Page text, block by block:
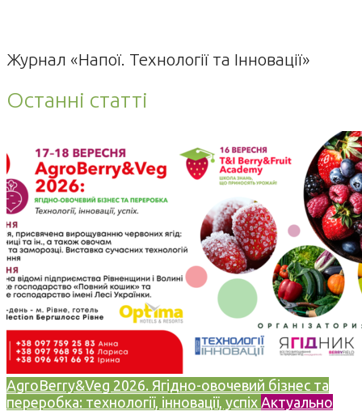
Журнал «Напої. Технології та Інновації»
Останні статті
AgroBerry&Veg 2026. Ягідно-овочевий бізнес та
переробка: технології, інновації, успіх Актуально